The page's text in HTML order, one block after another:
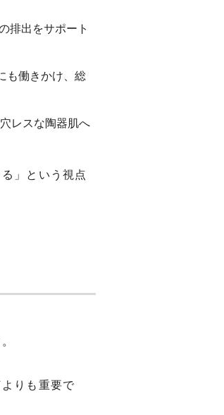
排出をサポート
も働きかけ、総
レスな陶器肌へ
」という視点
りも重要で